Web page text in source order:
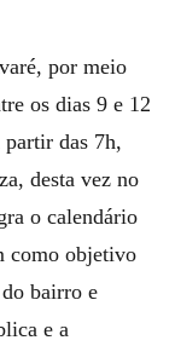
os dias 9 e 12
das 7h,
desta vez no
o calendário
como objetivo
bairro e
e a